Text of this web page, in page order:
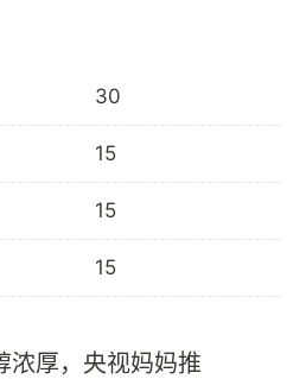
30
15
15
15
浓厚，央视妈妈推